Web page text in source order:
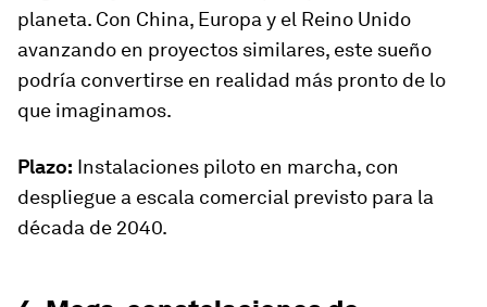
planeta. Con China, Europa y el Reino Unido
avanzando en proyectos similares, este sueño
podría convertirse en realidad más pronto de lo
que imaginamos.
Plazo: Instalaciones piloto en marcha, con
despliegue a escala comercial previsto para la
década de 2040.